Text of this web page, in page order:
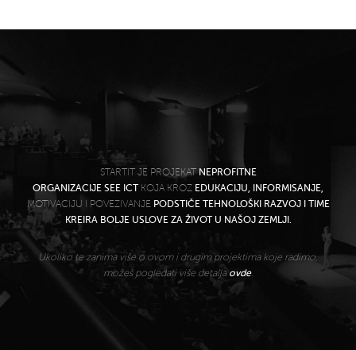
STARTIT JE PROJEKATNEPROFITNE
ORGANIZACIJE SEE ICTKOJA KROZ EDUKACIJU, INFORMISANJE,
MOTIVACIJU I POVEZIVANJE PODSTIČE TEHNOLOŠKI RAZVOJ I TIME
KREIRA BOLJE USLOVE ZA ŽIVOT U NAŠOJ ZEMLJI.
Ukoliko te zanima više o ovom i drugim projektima koje radimo,
možeš pogledati više detalja ovde.